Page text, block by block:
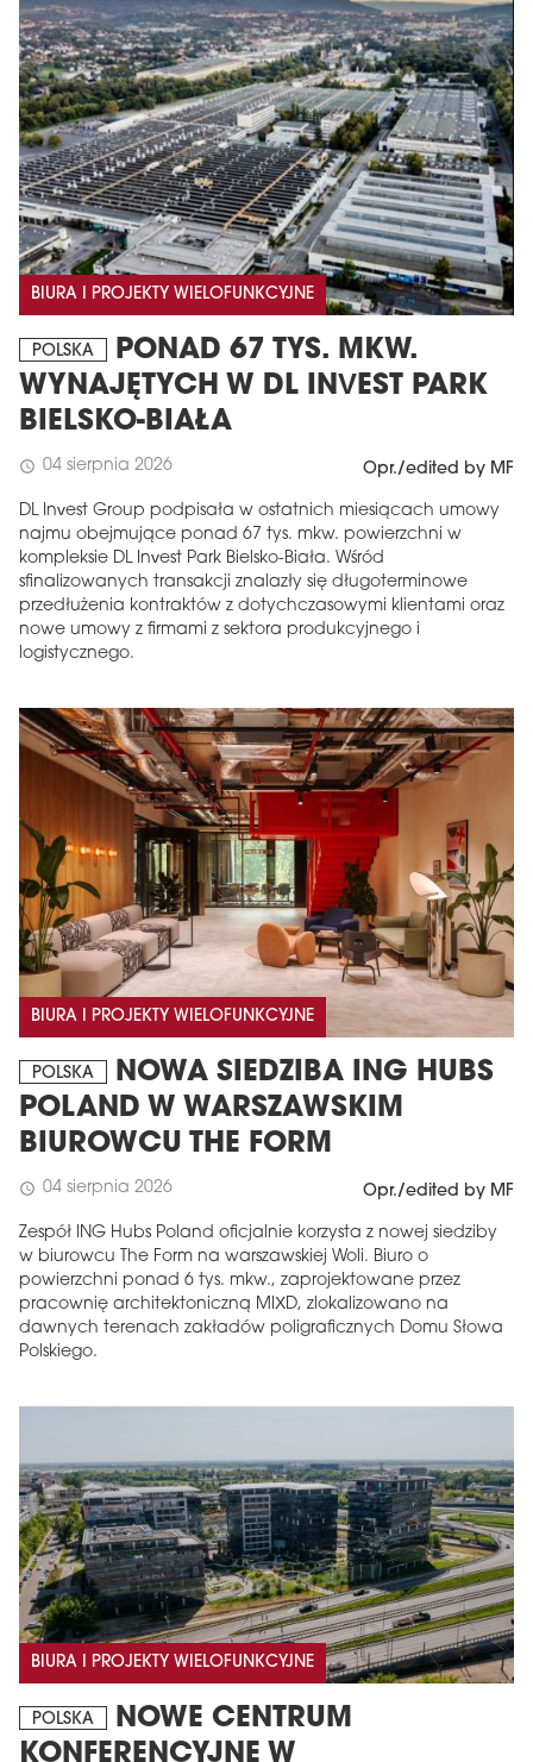
BIURA I PROJEKTY WIELOFUNKCYJNE
POLSKA
PONAD 67 TYS. MKW.
WYNAJĘTYCH W DL INVEST PARK
BIELSKO-BIAŁA
schedule 04 sierpnia 2026 Opr./edited by MF
DL Invest Group podpisała w ostatnich miesiącach umowy
najmu obejmujące ponad 67 tys. mkw. powierzchni w
kompleksie DL Invest Park Bielsko-Biała. Wśród
sfinalizowanych transakcji znalazły się długoterminowe
przedłużenia kontraktów z dotychczasowymi klientami oraz
nowe umowy z firmami z sektora produkcyjnego i
logistycznego.
BIURA I PROJEKTY WIELOFUNKCYJNE
POLSKA
NOWA SIEDZIBA ING HUBS
POLAND W WARSZAWSKIM
BIUROWCU THE FORM
schedule 04 sierpnia 2026 Opr./edited by MF
Zespół ING Hubs Poland oficjalnie korzysta z nowej siedziby
w biurowcu The Form na warszawskiej Woli. Biuro o
powierzchni ponad 6 tys. mkw., zaprojektowane przez
pracownię architektoniczną MIXD, zlokalizowano na
dawnych terenach zakładów poligraficznych Domu Słowa
Polskiego.
BIURA I PROJEKTY WIELOFUNKCYJNE
POLSKA
NOWE CENTRUM
KONFERENCYJNE W